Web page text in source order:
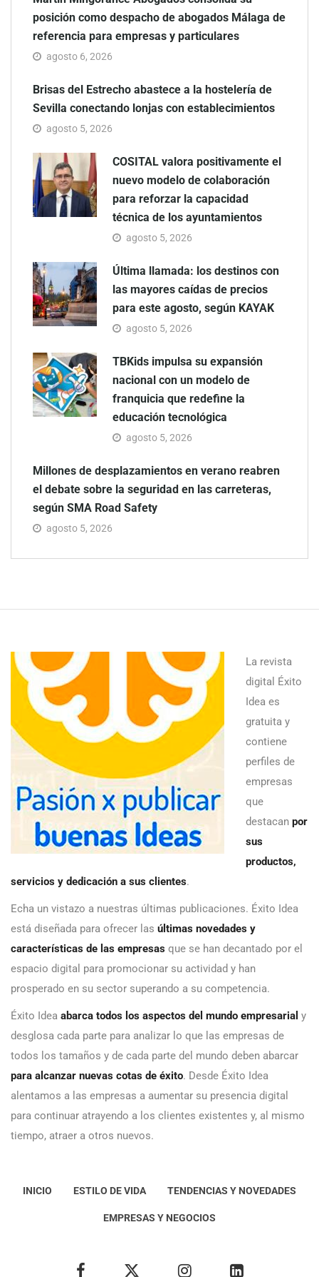
posición como despacho de abogados Málaga de
referencia para empresas y particulares
agosto 6, 2026
Brisas del Estrecho abastece a la hostelería de
Sevilla conectando lonjas con establecimientos
agosto 5, 2026
COSITAL valora positivamente el
nuevo modelo de colaboración
para reforzar la capacidad
técnica de los ayuntamientos
agosto 5, 2026
Última llamada: los destinos con
las mayores caídas de precios
para este agosto, según KAYAK
agosto 5, 2026
TBKids impulsa su expansión
nacional con un modelo de
franquicia que redefine la
educación tecnológica
agosto 5, 2026
Millones de desplazamientos en verano reabren
el debate sobre la seguridad en las carreteras,
según SMA Road Safety
agosto 5, 2026
La revista
digital Éxito
Idea es
gratuita y
contiene
perfiles de
empresas
que
destacan por
sus
productos,
servicios y dedicación a sus clientes.
Echa un vistazo a nuestras últimas publicaciones. Éxito Idea
está diseñada para ofrecer las últimas novedades y
características de las empresas que se han decantado por el
espacio digital para promocionar su actividad y han
prosperado en su sector superando a su competencia.
Éxito Idea abarca todos los aspectos del mundo empresarial y
desglosa cada parte para analizar lo que las empresas de
todos los tamaños y de cada parte del mundo deben abarcar
para alcanzar nuevas cotas de éxito. Desde Éxito Idea
alentamos a las empresas a aumentar su presencia digital
para continuar atrayendo a los clientes existentes y, al mismo
tiempo, atraer a otros nuevos.
INICIO ESTILO DE VIDA TENDENCIAS Y NOVEDADES
EMPRESAS Y NEGOCIOS